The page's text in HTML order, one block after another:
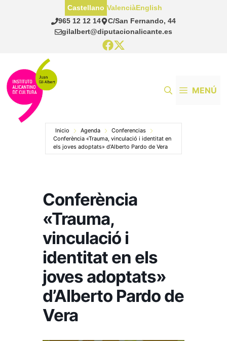
965 12 12 14
C/San Fernando, 44
gilalbert@diputacionalicante.es
Castellano ValenciàEnglish
MENÚ
Inicio Agenda
Conferencias
Conferència «Trauma, vinculació i identitat en
els joves adoptats» d’Alberto Pardo de Vera
Conferència
«Trauma,
vinculació i
identitat en els
joves adoptats»
d’Alberto Pardo de
Vera